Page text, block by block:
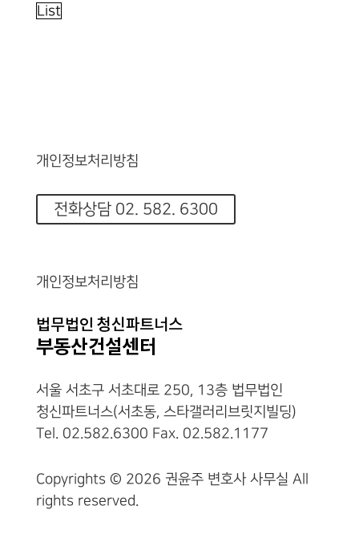
List
개인정보처리방침
전화상담 02. 582. 6300
개인정보처리방침
서울 서초구 서초대로 250, 13층 법무법인
청신파트너스(서초동, 스타갤러리브릿지빌딩)
Tel. 02.582.6300 Fax. 02.582.1177
Copyrights © 2026 권윤주 변호사 사무실 All
rights reserved.